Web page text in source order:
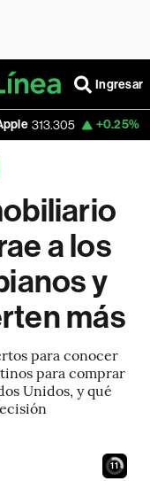
Ingresar
+0.25% USD COP
a los
y
más
para conocer
para comprar
Unidos, y qué
9